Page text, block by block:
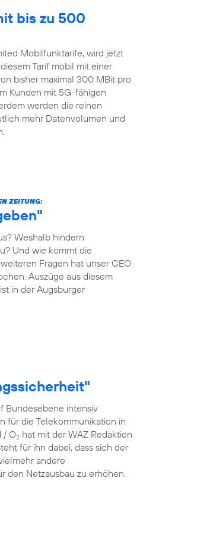
bis zu 500
Mobilfunktarife, wird jetzt
Tarif mobil mit einer
bisher maximal 300 MBit pro
Kunden mit 5G-fähigen
werden die reinen
mehr Datenvolumen und
ZEITUNG:
Weshalb hindern
Und wie kommt die
Fragen hat unser CEO
Auszüge aus diesem
in der Augsburger
Bundesebene intensiv
für die Telekommunikation in
/ O2 hat mit der WAZ Redaktion
für ihn dabei, dass sich der
andere
den Netzausbau zu erhöhen.